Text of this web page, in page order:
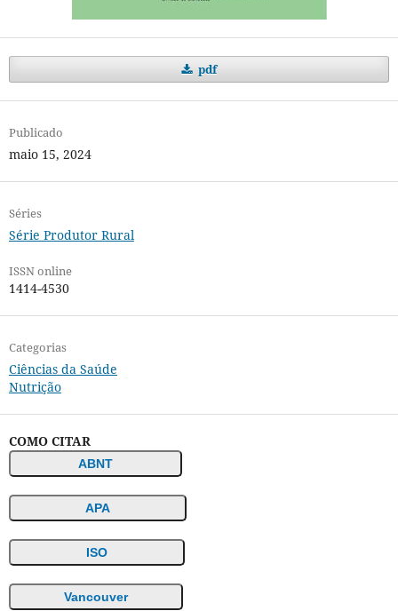
pdf
Publicado
maio 15, 2024
Séries
Série Produtor Rural
ISSN online
1414-4530
Categorias
Ciências da Saúde
Nutrição
COMO CITAR
ABNT
APA
ISO
Vancouver